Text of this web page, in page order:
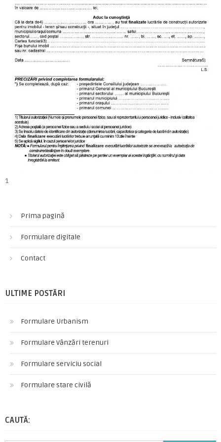
1
Prima pagină
Formulare digitale
Contact
ULTIME POSTĂRI
Formulare Urbanism
Formulare Vânzări terenuri
Formulare serviciu social
Formulare stare civilă
CAUTĂ: